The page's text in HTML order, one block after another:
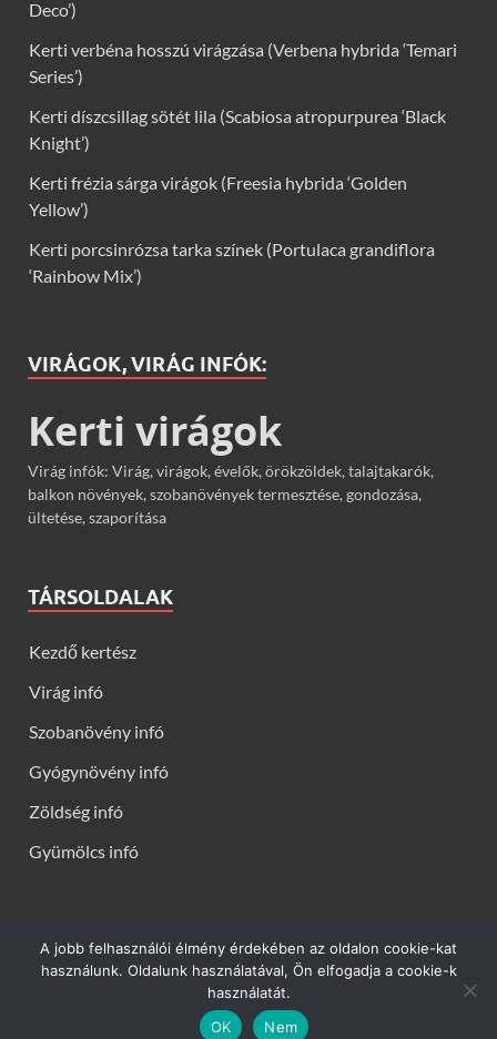
Deco’)
Kerti verbéna hosszú virágzása (Verbena hybrida ‘Temari
Series’)
Kerti díszcsillag sötét lila (Scabiosa atropurpurea ‘Black
Knight’)
Kerti frézia sárga virágok (Freesia hybrida ‘Golden
Yellow’)
Kerti porcsinrózsa tarka színek (Portulaca grandiflora
‘Rainbow Mix’)
VIRÁGOK, VIRÁG INFÓK:
Kerti virágok
Virág infók: Virág, virágok, évelők, örökzöldek, talajtakarók,
balkon növények, szobanövények termesztése, gondozása,
ültetése, szaporítása
TÁRSOLDALAK
Kezdő kertész
Virág infó
Szobanövény infó
Gyógynövény infó
Zöldség infó
Gyümölcs infó
Kerti virágok - Virág infók: Virág, virágok, évelők, örökzöldek,
talajtakarók, balkon növények, szobanövények termesztése,
gondozása, ültetése, szaporítása
andHitMag.
A jobb felhasználói élmény érdekében az oldalon cookie-kat
használunk. Oldalunk használatával, Ön elfogadja a cookie-k
használatát.
OK
Nem